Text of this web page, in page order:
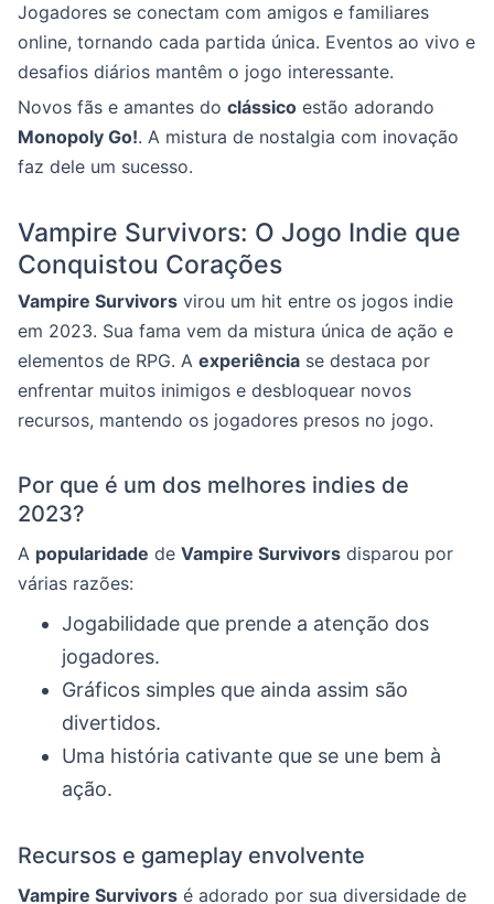
Jogadores se conectam com amigos e familiares
online, tornando cada partida única. Eventos ao vivo e
desafios diários mantêm o jogo interessante.
Novos fãs e amantes do clássico estão adorando
Monopoly Go!. A mistura de nostalgia com inovação
faz dele um sucesso.
Vampire Survivors: O Jogo Indie que
Conquistou Corações
Vampire Survivors virou um hit entre os jogos indie
em 2023. Sua fama vem da mistura única de ação e
elementos de RPG. A experiência se destaca por
enfrentar muitos inimigos e desbloquear novos
recursos, mantendo os jogadores presos no jogo.
Por que é um dos melhores indies de
2023?
A popularidade de Vampire Survivors disparou por
várias razões:
Jogabilidade que prende a atenção dos
jogadores.
Gráficos simples que ainda assim são
divertidos.
Uma história cativante que se une bem à
ação.
Recursos e gameplay envolvente
Vampire Survivors é adorado por sua diversidade de